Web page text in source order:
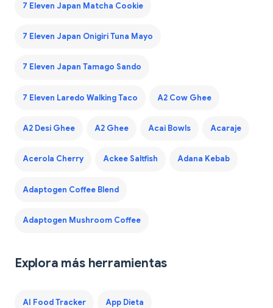
7 Eleven Japan Matcha Cookie
7 Eleven Japan Onigiri Tuna Mayo
7 Eleven Japan Tamago Sando
7 Eleven Laredo Walking Taco A2 Cow Ghee
A2 Desi Ghee A2 Ghee Acai Bowls Acaraje
Acerola Cherry Ackee Saltfish Adana Kebab
Adaptogen Coffee Blend
Adaptogen Mushroom Coffee
Explora más herramientas
AI Food Tracker App Dieta